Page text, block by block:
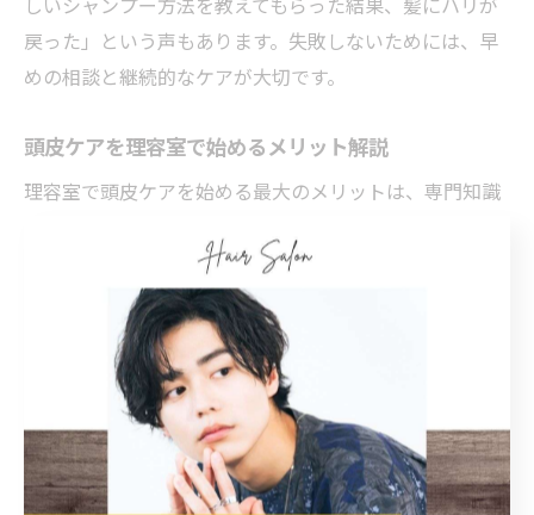
戻った」という声もあります。失敗しないためには、早
めの相談と継続的なケアが大切です。
頭皮ケアを理容室で始めるメリット解説
理容室で頭皮ケアを始める最大のメリットは、専門知識
ニューを受けられる点です。岡山市のメンズ専門理容室
なら、髪型を整えながら頭皮環境の改善や薄毛予防を同
時に進めることができます。
さらに、プライベート空間でリラックスしながら施術を
受けられるため、ストレス軽減や心身のリフレッシュ効
果も期待できます。プロの手による頭皮マッサージは、
自宅ケアでは得られない心地良さと効果を実感できるで